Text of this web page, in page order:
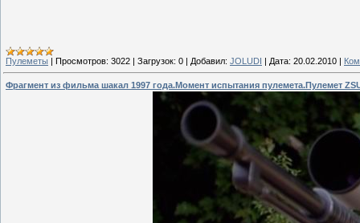
Пулеметы | Просмотров: 3022 | Загрузок: 0 | Добавил: JOLUDI | Дата: 20.02.2010 |
Фрагмент из фильма шакал 1997 года.Момент испытания пулемета.Пулемет